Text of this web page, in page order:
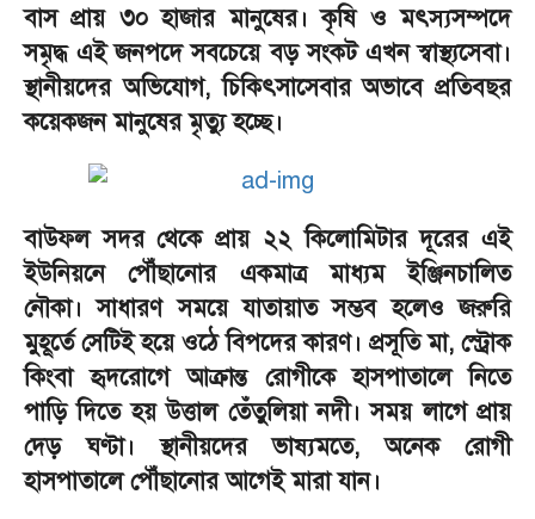
বাস প্রায় ৩০ হাজার মানুষের। কৃষি ও মৎস্যসম্পদে
সমৃদ্ধ এই জনপদে সবচেয়ে বড় সংকট এখন স্বাস্থ্যসেবা।
স্থানীয়দের অভিযোগ, চিকিৎসাসেবার অভাবে প্রতিবছর
কয়েকজন মানুষের মৃত্যু হচ্ছে।
বাউফল সদর থেকে প্রায় ২২ কিলোমিটার দূরের এই
ইউনিয়নে পৌঁছানোর একমাত্র মাধ্যম ইঞ্জিনচালিত
নৌকা। সাধারণ সময়ে যাতায়াত সম্ভব হলেও জরুরি
মুহূর্তে সেটিই হয়ে ওঠে বিপদের কারণ। প্রসূতি মা, স্ট্রোক
কিংবা হৃদরোগে আক্রান্ত রোগীকে হাসপাতালে নিতে
পাড়ি দিতে হয় উত্তাল তেঁতুলিয়া নদী। সময় লাগে প্রায়
দেড় ঘণ্টা। স্থানীয়দের ভাষ্যমতে, অনেক রোগী
হাসপাতালে পৌঁছানোর আগেই মারা যান।